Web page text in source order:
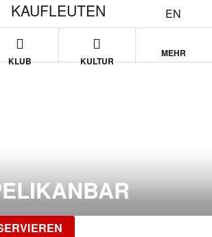
EN
KAUFLEUTEN
KLUB KULTUR
MEHR